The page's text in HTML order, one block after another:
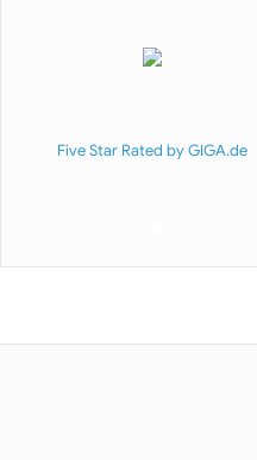
Five Star Rated by GIGA.de